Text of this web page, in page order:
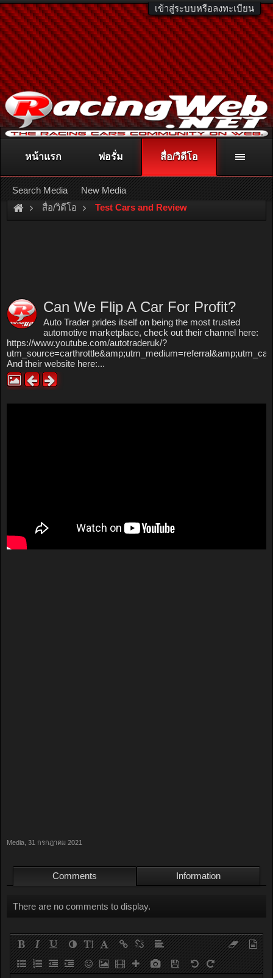
เข้าสู่ระบบหรือลงทะเบียน
ติดต่อลงโฆษณา racingweb@gmail.comหรือโทร. 081-811-1138
หรืออ่านรายละเอียดเพิ่มเติม คลิกที่นี่
สื่อ/วิดีโอ Test Cars and Review
Can We Flip A Car For Profit?
Auto Trader prides itself on being the most trusted
automotive marketplace, check out their channel here:
https://www.youtube.com/autotraderuk/?
And their website here:...
Media 31 กรกฎาคม 2021
Comments Information
There are no comments to display.
หน้าแรก ฟอรั่ม สื่อ/วิดีโอ
Search Media New Media